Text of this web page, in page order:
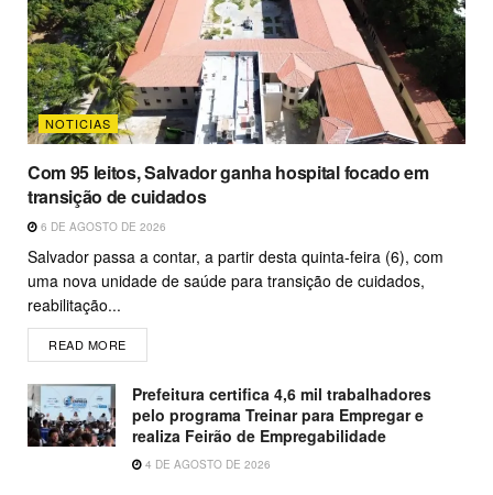
NOTICIAS
Com 95 leitos, Salvador ganha hospital focado em
transição de cuidados
6 DE AGOSTO DE 2026
Salvador passa a contar, a partir desta quinta-feira (6), com
uma nova unidade de saúde para transição de cuidados,
reabilitação...
READ MORE
Prefeitura certifica 4,6 mil trabalhadores
pelo programa Treinar para Empregar e
realiza Feirão de Empregabilidade
4 DE AGOSTO DE 2026